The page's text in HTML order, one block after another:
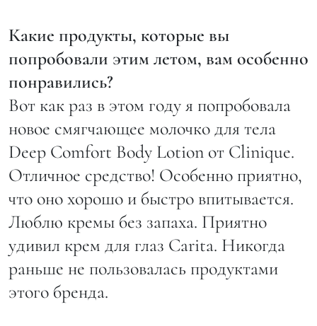
Какие продукты, которые вы
попробовали этим летом, вам особенно
понравились?
Вот как раз в этом году я попробовала
новое смягчающее молочко для тела
Deep Comfort Body Lotion от Clinique.
Отличное средство! Особенно приятно,
что оно хорошо и быстро впитывается.
Люблю кремы без запаха. Приятно
удивил крем для глаз Carita. Никогда
раньше не пользовалась продуктами
этого бренда.